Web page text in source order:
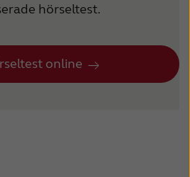
hörseltest.
online